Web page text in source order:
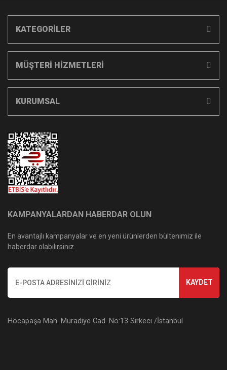
KATEGORİLER
MÜŞTERİ HİZMETLERİ
KURUMSAL
KAMPANYALARDAN HABERDAR OLUN
En avantajlı kampanyalar ve en yeni ürünlerden bültenimiz ile
haberdar olabilirsiniz.
KAYDET
Hocapaşa Mah. Muradiye Cad. No:13 Sirkeci /İstanbul